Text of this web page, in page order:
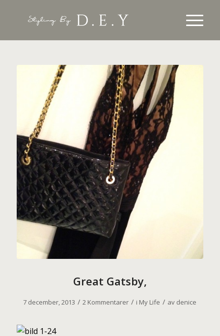
Great Gatsby,
7 december, 2013 / 2 Kommentarer / i My Life / av denice